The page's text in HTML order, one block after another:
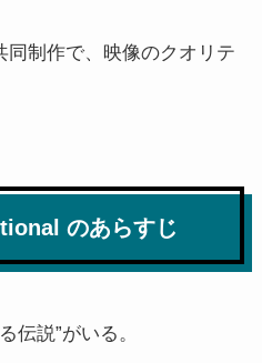
同制作で、映像のクオリテ
のあらすじ
伝説”がいる。